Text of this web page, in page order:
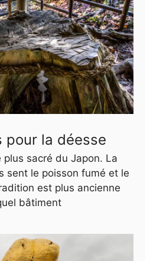
pour la déesse
plus sacré du Japon. La
sent le poisson fumé et le
est plus ancienne
bâtiment